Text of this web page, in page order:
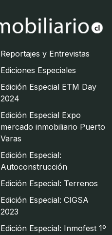
Reportajes y Entrevistas
Ediciones Especiales
Edición Especial ETM Day
2024
Edición Especial Expo
mercado inmobiliario Puerto
Varas
Edición Especial:
Autoconstrucción
Edición Especial: Terrenos
Edición Especial: CIGSA
2023
Edición Especial: Inmofest 1º